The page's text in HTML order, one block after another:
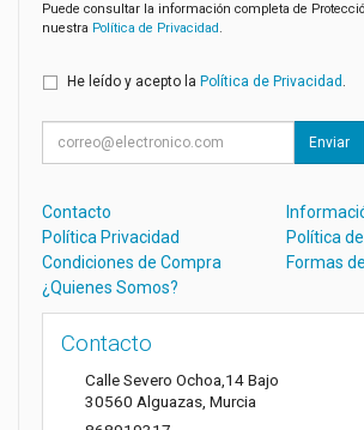
Puede consultar la información completa de
nuestra Política de Privacidad .
He leído y acepto la Política de Privacidad
Enviar
Contacto
Política Privacidad
Política
Condiciones de Compra
Formas
¿Quienes Somos?
Contacto
Calle Severo Ochoa,14 Bajo
30560 Alguazas Murcia